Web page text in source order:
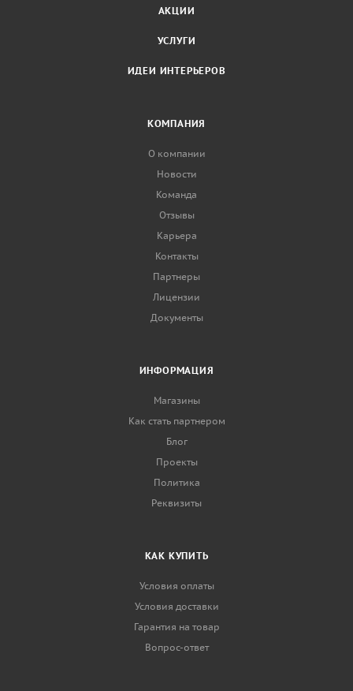
АКЦИИ
УСЛУГИ
ИДЕИ ИНТЕРЬЕРОВ
КОМПАНИЯ
О компании
Новости
Команда
Отзывы
Карьера
Контакты
Партнеры
Лицензии
Документы
ИНФОРМАЦИЯ
Магазины
Как стать партнером
Блог
Проекты
Политика
Реквизиты
КАК КУПИТЬ
Условия оплаты
Условия доставки
Гарантия на товар
Вопрос-ответ